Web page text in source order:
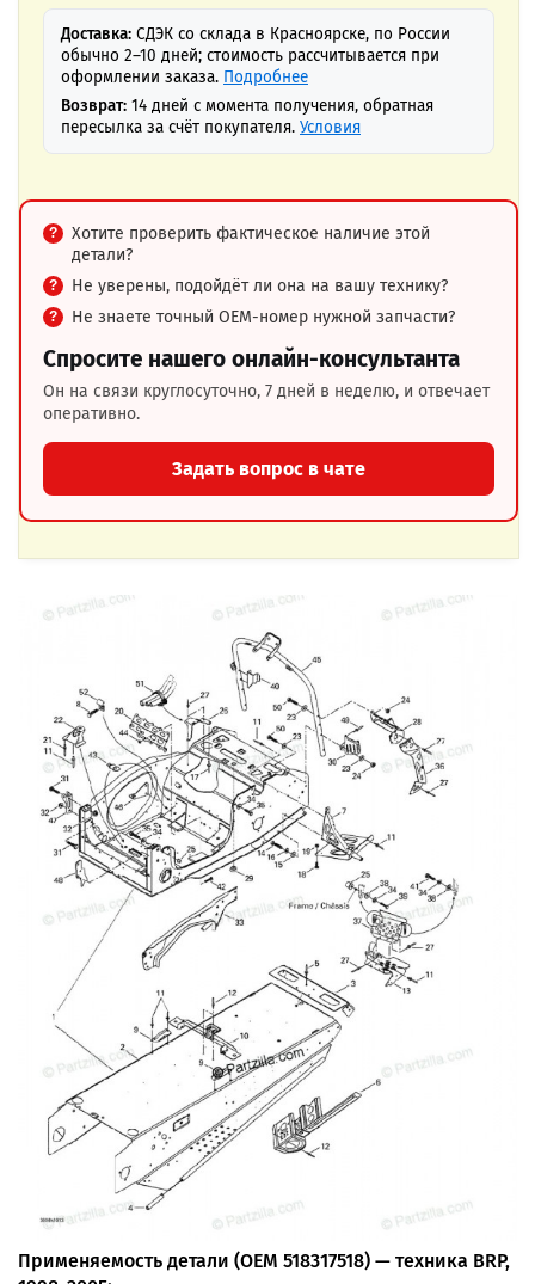
Доставка: СДЭК со склада в Красноярске, по России
обычно 2–10 дней; стоимость рассчитывается при
оформлении заказа. Подробнее
Возврат: 14 дней с момента получения, обратная
пересылка за счёт покупателя. Условия
Хотите проверить фактическое наличие этой
детали?
Не уверены, подойдёт ли она на вашу технику?
Не знаете точный OEM-номер нужной запчасти?
Спросите нашего онлайн-консультанта
Он на связи круглосуточно, 7 дней в неделю, и отвечает
оперативно.
Задать вопрос в чате
Применяемость детали (OEM 518317518) — техника BRP,